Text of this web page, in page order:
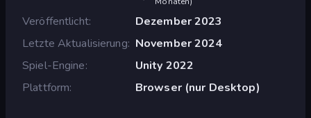
Veröffentlicht
Dezember 2023
Letzte Aktualisierung November 2024
Spiel-Engine
Unity 2022
Plattform
Browser (nur Desktop)